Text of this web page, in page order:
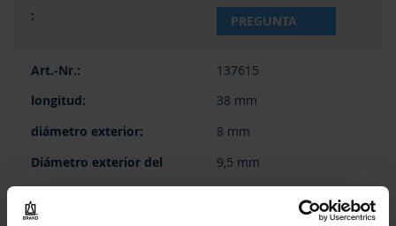
PREGUNTA
137615
38 mm
8 mm
9,5 mm